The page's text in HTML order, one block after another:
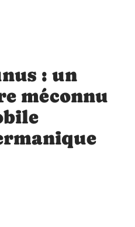
: un
méconnu